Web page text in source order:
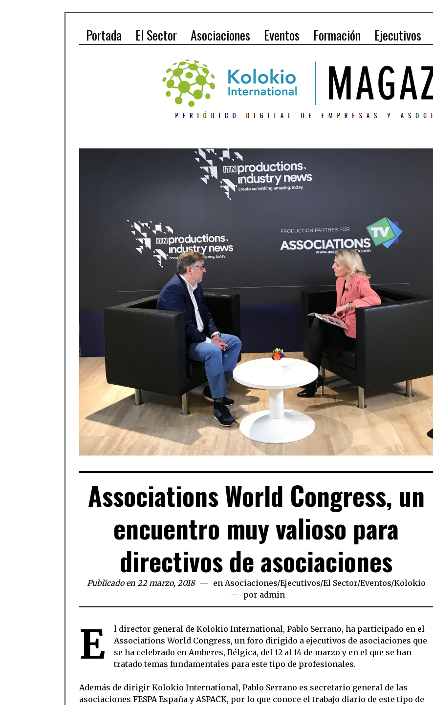
Portada El Sector Asociaciones Eventos Formación Ejecutivos
Associations World Congress, un
encuentro muy valioso para
directivos de asociaciones
Publicado en 22 marzo, 2018 en Asociaciones/Ejecutivos/El Sector/Eventos/Kolokio
por admin
E
l director general de Kolokio International, Pablo Serrano, ha participado en el
Associations World Congress, un foro dirigido a ejecutivos de asociaciones que
se ha celebrado en Amberes, Bélgica, del 12 al 14 de marzo y en el que se han
tratado temas fundamentales para este tipo de profesionales.
Además de dirigir Kolokio International, Pablo Serrano es secretario general de las
asociaciones FESPA España y ASPACK, por lo que conoce el trabajo diario de este tipo de